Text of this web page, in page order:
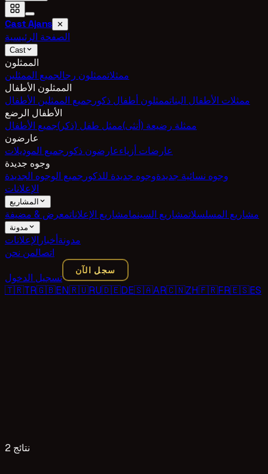
Cast Ajans ✕
الصفحة الرئيسية
Cast
الممثلون
ممثلاتممثلون رجالجميع الممثلين
الممثلون الأطفال
ممثلات الأطفال البناتممثلون أطفال ذكور جميع الممثلين الأطفال
الأطفال الرضع
ممثلة رضيعة (أنثى)ممثل طفل (ذكر)جميع الأطفال
عارضون
عارضات أزياءعارضون ذكور جميع الموديلات
وجوه جديدة
وجوه نسائية جديدةوجوه جديدة للذكور جميع الوجوه الجديدة
الإعلانات
المشاريع
مشاريع المسلسلاتمشاريع السينمامشاريع الإعلاناتمعرض & مضيفة
مدونة
مدونةأخبار الإعلانات
اتصالمن نحن
تسجيل الدخول
سجل الآن
🇹🇷TR🇬🇧EN🇷🇺RU🇩🇪DE🇸🇦AR🇨🇳ZH🇫🇷FR🇪🇸ES
2 نتائج